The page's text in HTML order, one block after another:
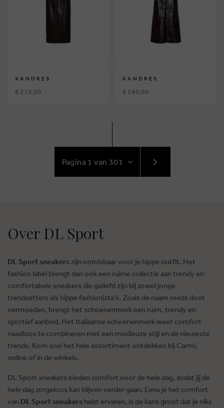
XANDRES
€ 219,00
XANDRES
€ 199,00
NAAR
VOLGENDE
Over DL Sport
DL Sport sneakers zijn onmisbaar voor je hippe outfit. Het
fashion label brengt dan ook een ruime collectie aan trendy en
comfortabele sneakers die geliefd zijn bij zowel jonge
trendsetters als hippe fashionista’s. Zoals de naam reeds doet
vermoeden, brengt het schoenenmerk een ruim, trendy en
sportief aanbod. Het Italiaanse schoenenmerk weet comfort
naadloos te combineren met een modieuze stijl en de nieuwste
trends. Kom snel het hele assortiment ontdekken bij Carmi,
online of in de winkels.
DL Sport sneakers bieden comfort voor de hele dag, zodat jij de
hele dag zorgeloos kan blijven verder gaan. Eens je het comfort
van DL Sport sneakers hebt ervaren, is de kans groot dat je niks